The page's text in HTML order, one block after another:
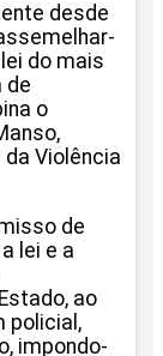
desde
do mais
de
o
Violência
de
lei e a
ao
policial,
impondo-